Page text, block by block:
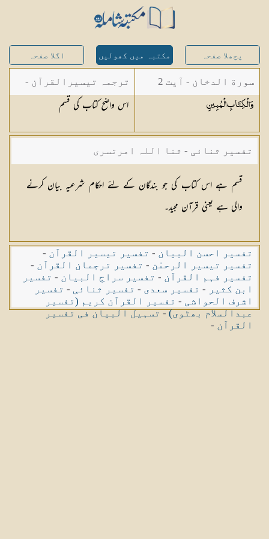
پچھلا صفحہ مکتبہ میں کھولیں اگلا صفحہ
سورة الدخان - آیت 2
وَالْكِتَابِالْمُبِينِ
ترجمہ تیسیرالقرآن -
مولانا عبد الرحمن
کیلانی
اس واضح کتاب کی قسم
تفسیر ثنائی - ثنا اللہ امرتسری
قسم ہے اس کتاب کی جو بندگان کے لئے احکام شرعیہ بیان کرنے
والی ہے یعنی قرآن مجید۔
تفسیر احسن البیان - تفسیر تیسیر القرآن -
تفسیر تیسیر الرحمٰن - تفسیر ترجمان القرآن -
تفسیر فہم القرآن - تفسیر سراج البیان - تفسیر
ابن کثیر - تفسیر سعدی - تفسیر ثنائی - تفسیر
اشرف الحواشی - تفسیر القرآن کریم (تفسیر
عبدالسلام بھٹوی)-تسہیل البیان فی تفسیر
القرآن -